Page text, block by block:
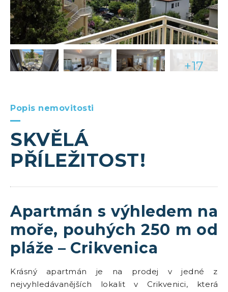
+17
Popis nemovitosti
SKVĚLÁ
PŘÍLEŽITOST!
Apartmán s výhledem na
moře, pouhých 250 m od
pláže – Crikvenica
Krásný apartmán je na prodej v jedné z
nejvyhledávanějších lokalit v Crikvenici, která